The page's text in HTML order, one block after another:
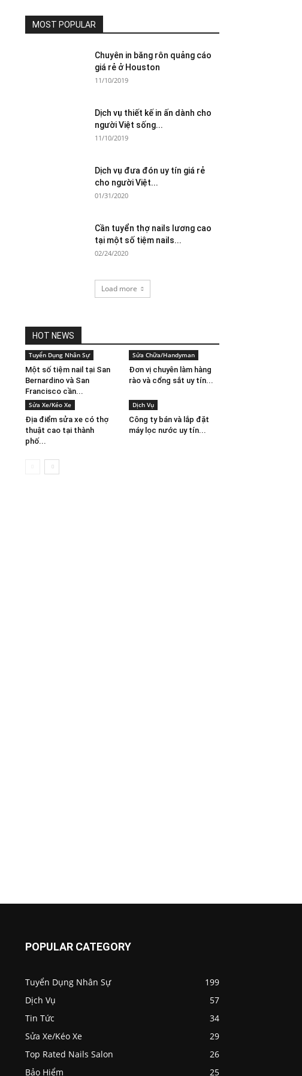
MOST POPULAR
Chuyên in băng rôn quảng cáo
giá rẻ ở Houston
11/10/2019
Dịch vụ thiết kế in ấn dành cho
người Việt sống...
11/10/2019
Dịch vụ đưa đón uy tín giá rẻ
cho người Việt...
01/31/2020
Cần tuyển thợ nails lương cao
tại một số tiệm nails...
02/24/2020
Load more
HOT NEWS
Tuyển Dụng Nhân Sự
Một số tiệm nail tại San
Bernardino và San
Francisco cần...
Sửa Chữa/Handyman
Đơn vị chuyên làm hàng
rào và cổng sắt uy tín...
Sửa Xe/Kéo Xe
Địa điểm sửa xe có thợ
thuật cao tại thành
phố...
Dịch Vụ
Công ty bán và lắp đặt
máy lọc nước uy tín...
POPULAR CATEGORY
Tuyển Dụng Nhân Sự
199
Dịch Vụ
57
Tin Tức
34
Sửa Xe/Kéo Xe
29
Top Rated Nails Salon
26
Bảo Hiểm
25